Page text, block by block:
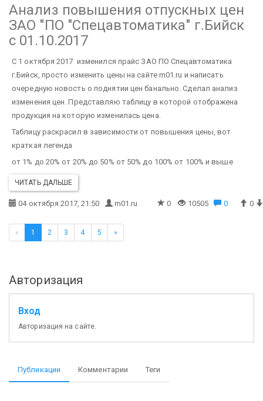
Анализ повышения отпускных цен
ЗАО "ПО "Спецавтоматика" г.Бийск
с 01.10.2017
С 1 октября 2017 изменился прайс ЗАО ПО Спецавтоматика
г.Бийск, просто изменить цены на сайте m01.ru и написать
очередную новость о поднятии цен банально. Сделал анализ
изменения цен. Представляю таблицу в которой отображена
продукция на которую изменилась цена.
Таблицу раскрасил в зависимости от повышения цены, вот
краткая легенда
от 1% до 20% от 20% до 50% от 50% до 100% от 100% и выше
ЧИТАТЬ ДАЛЬШЕ
04 октября 2017, 21:50 m01.ru 0 10505 0 0
« 1 2 3 4 5 »
Авторизация
Вход
Авторизация на сайте.
Публикации Комментарии Теги